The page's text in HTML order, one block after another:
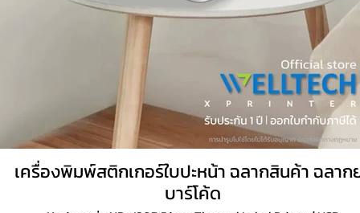
เครื่องพิมพ์สติกเกอร์ใบปะหน้า ฉลากสินค้า ฉลาก
บาร์โค้ด